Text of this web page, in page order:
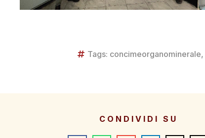
Tags: concimeorganominerale,
CONDIVIDI SU